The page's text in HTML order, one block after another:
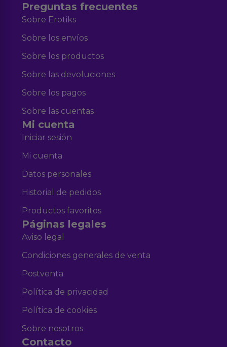
Preguntas frecuentes
Sobre Erotiks
Sobre los envíos
Sobre los productos
Sobre las devoluciones
Sobre los pagos
Sobre las cuentas
Mi cuenta
Iniciar sesión
Mi cuenta
Datos personales
Historial de pedidos
Productos favoritos
Páginas legales
Aviso legal
Condiciones generales de venta
Postventa
Política de privacidad
Política de cookies
Sobre nosotros
Contacto